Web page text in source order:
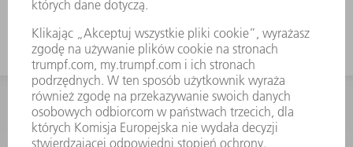
KONTAKT
Dział Części Zamiennych i Narzędzi